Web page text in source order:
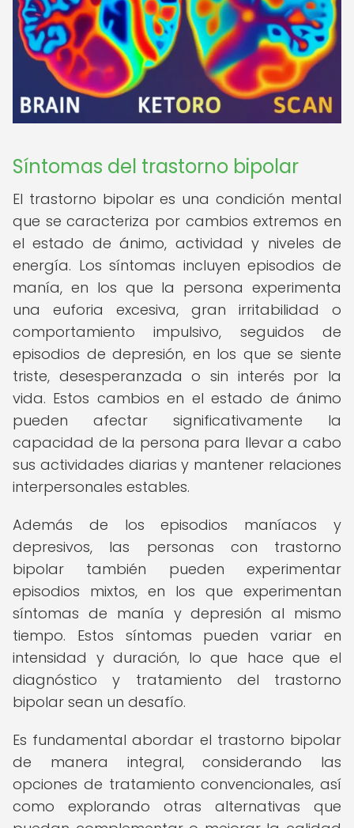
Síntomas del trastorno bipolar
El trastorno bipolar es una condición mental
que se caracteriza por cambios extremos en
el estado de ánimo, actividad y niveles de
energía. Los síntomas incluyen episodios de
manía, en los que la persona experimenta
una euforia excesiva, gran irritabilidad o
comportamiento impulsivo, seguidos de
episodios de depresión, en los que se siente
triste, desesperanzada o sin interés por la
vida. Estos cambios en el estado de ánimo
pueden afectar significativamente la
capacidad de la persona para llevar a cabo
sus actividades diarias y mantener relaciones
interpersonales estables.
Además de los episodios maníacos y
depresivos, las personas con trastorno
bipolar también pueden experimentar
episodios mixtos, en los que experimentan
síntomas de manía y depresión al mismo
tiempo. Estos síntomas pueden variar en
intensidad y duración, lo que hace que el
diagnóstico y tratamiento del trastorno
bipolar sean un desafío.
Es fundamental abordar el trastorno bipolar
de manera integral, considerando las
opciones de tratamiento convencionales, así
como explorando otras alternativas que